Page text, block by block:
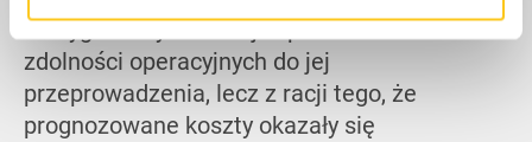
zrezygnowały z inwazji z powodu braku
zdolności operacyjnych do jej
przeprowadzenia, lecz z racji tego, że
prognozowane koszty okazały się